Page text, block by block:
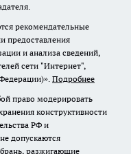
рекомендательные
предоставления
и анализа сведений,
сети "Интернет",
Подробнее
право модерировать
конструктивности
РФ и
допускаются
разжигающие